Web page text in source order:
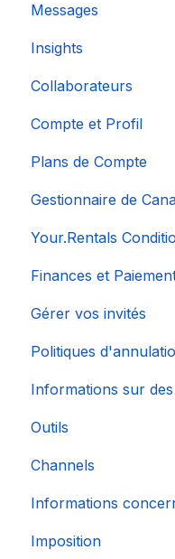
Messages
Insights
Collaborateurs
Compte et Profil
Plans de Compte
Gestionnaire de
Your.Rentals
Finances et
Gérer vos invités
Politiques
Informations sur
Outils
Channels
Connexion de
Informations
Imposition